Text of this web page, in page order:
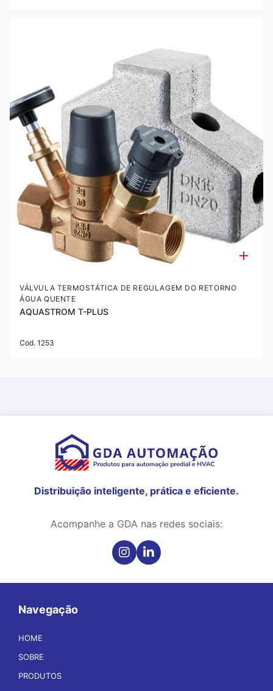
VÁLVULA TERMOSTÁTICA DE REGULAGEM DO RETORNO
ÁGUA QUENTE
AQUASTROM T-PLUS
Cod. 1253
Distribuição inteligente, prática e eficiente.
Acompanhe a GDA nas redes sociais:
Navegação
HOME
SOBRE
PRODUTOS